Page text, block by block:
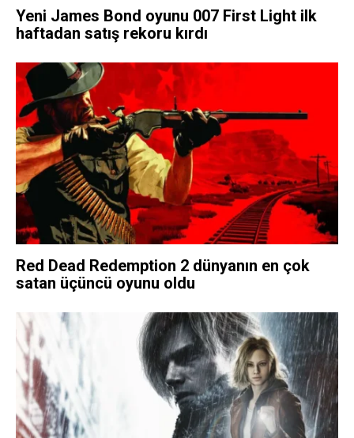
Yeni James Bond oyunu 007 First Light ilk
haftadan satış rekoru kırdı
Red Dead Redemption 2 dünyanın en çok
satan üçüncü oyunu oldu